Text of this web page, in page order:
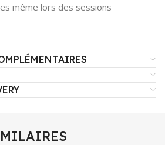
même lors des sessions